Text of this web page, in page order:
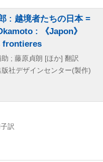
: 越境者たちの日本 =
: 《Japon》
frontieres
; 藤原貞朗 [ほか] 翻訳
社デザインセンター(製作)
訳